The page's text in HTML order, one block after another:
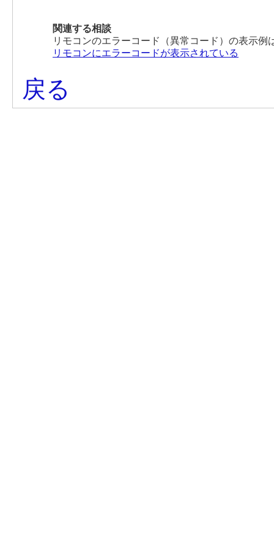
関連する相談
リモコンのエラーコード（異常コード）の表示例
リモコンにエラーコードが表示されている
戻る